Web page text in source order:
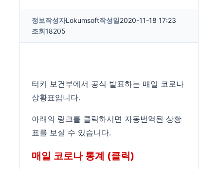
정보작성자Lokumsoft작성일2020-11-18 17:23
조회18205
터키 보건부에서 공식 발표하는 매일 코로나
상황표입니다.
아래의 링크를 클릭하시면 자동번역된 상황
표를 보실 수 있습니다.
매일 코로나 통계 (클릭)